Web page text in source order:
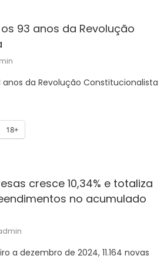
93 anos da Revolução
anos da Revolução Constitucionalista
18+
cresce 10,34% e totaliza
no acumulado
a dezembro de 2024, 11.164 novas